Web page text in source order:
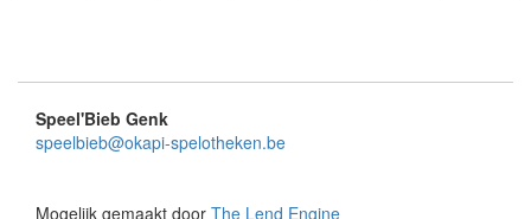
Speel'Bieb Genk
speelbieb@okapi-spelotheken.be
Mogelijk gemaakt door The Lend Engine